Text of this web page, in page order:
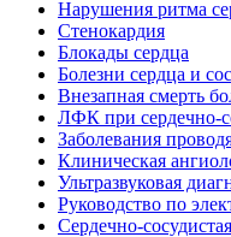
Нарушения ритма
Стенокардия
Блокады сердца
Болезни сердца и
Внезапная смерть
ЛФК при сердечно-
Заболевания
Клиническая
Ультразвуковая
Руководство по
Сердечно-